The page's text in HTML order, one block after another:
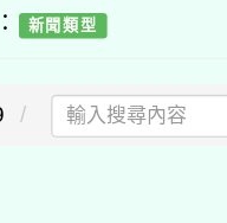
新聞類型